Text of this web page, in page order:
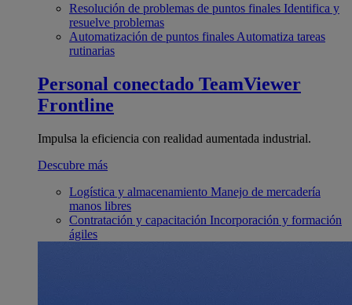
Resolución de problemas de puntos finales Identifica y
resuelve problemas
Automatización de puntos finales Automatiza tareas
rutinarias
Personal conectado TeamViewer
Frontline
Impulsa la eficiencia con realidad aumentada industrial.
Descubre más
Logística y almacenamiento Manejo de mercadería
manos libres
Contratación y capacitación Incorporación y formación
ágiles